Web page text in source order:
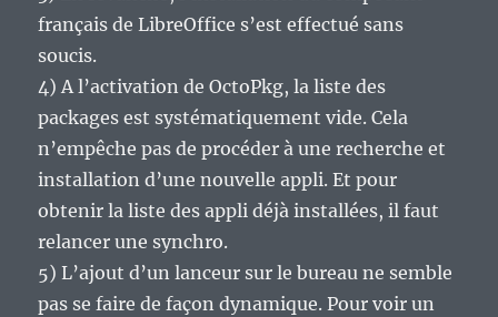
français de LibreOffice s’est effectué sans
soucis.
4) A l’activation de OctoPkg, la liste des
packages est systématiquement vide. Cela
n’empêche pas de procéder à une recherche et
installation d’une nouvelle appli. Et pour
obtenir la liste des appli déjà installées, il faut
relancer une synchro.
5) L’ajout d’un lanceur sur le bureau ne semble
pas se faire de façon dynamique. Pour voir un